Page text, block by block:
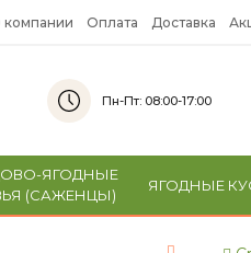
компании Оплата Доставка
Пн-Пт: 08:00-17:00
ЯГОДНЫЕ
(САЖЕНЦЫ)
ЯГОДНЫЕ